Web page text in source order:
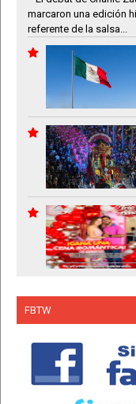
marcaron una edición
referente de la salsa...
FBTW